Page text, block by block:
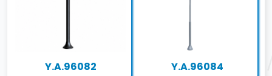
Y.A.96082 Y.A.96084